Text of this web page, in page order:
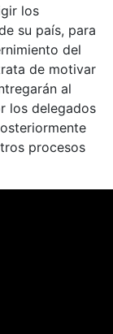
los
su país, para
del
de motivar
al
los delegados
procesos